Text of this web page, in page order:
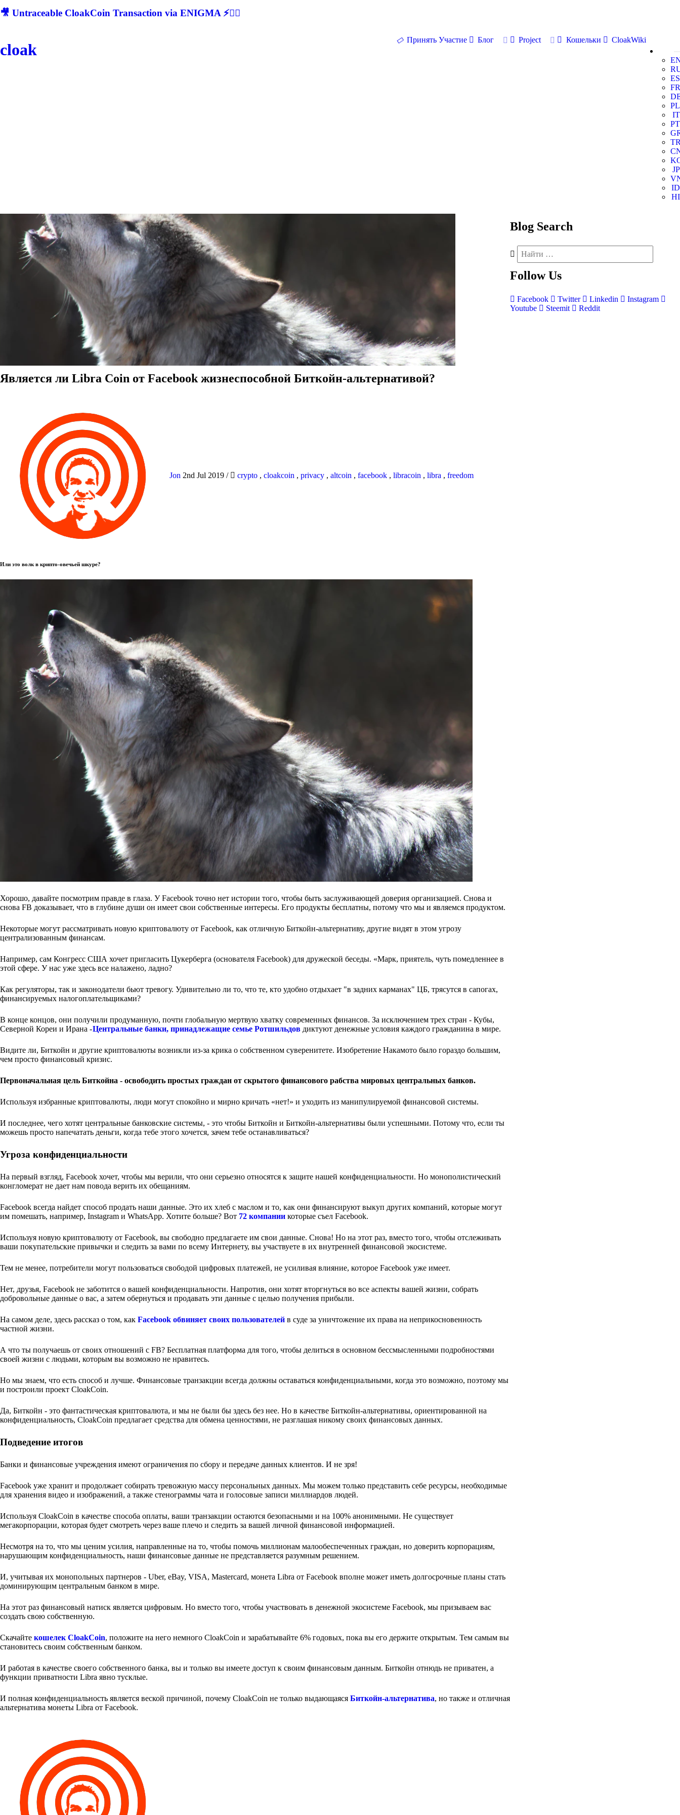
🎥 Untraceable CloakCoin Transaction via ENIGMA ⚡🕵‍♂
cloak
Принять Участие Блог Project Кошельки
CloakWiki
ES
FR
PL
IT
PT
JP
ID
HI
Является ли Libra Coin от Facebook жизнеспособной Биткойн-альтернативой?
Jon 2nd Jul 2019 / crypto , cloakcoin , privacy , altcoin , facebook , libracoin , libra , freedom
Или это волк в крипто-овечьей шкуре?
Хорошо, давайте посмотрим правде в глаза. У Facebook точно нет истории того, чтобы быть заслуживающей доверия организацией. Снова и
снова FB доказывает, что в глубине души он имеет свои собственные интересы. Его продукты бесплатны, потому что мы и являемся продуктом.
Некоторые могут рассматривать новую криптовалюту от Facebook, как отличную Биткойн-альтернативу, другие видят в этом угрозу
централизованным финансам.
Например, сам Конгресс США хочет пригласить Цукерберга (основателя Facebook) для дружеской беседы. «Марк, приятель, чуть помедленнее в
этой сфере. У нас уже здесь все налажено, ладно?
Как регуляторы, так и законодатели бьют тревогу. Удивительно ли то, что те, кто удобно отдыхает "в задних карманах" ЦБ, трясутся в сапогах,
финансируемых налогоплательщиками?
В конце концов, они получили продуманную, почти глобальную мертвую хватку современных финансов. За исключением трех стран - Кубы,
Северной Кореи и Ирана -Центральные банки, принадлежащие семье Ротшильдов диктуют денежные условия каждого гражданина в мире.
Видите ли, Биткойн и другие криптовалюты возникли из-за крика о собственном суверенитете. Изобретение Накамото было гораздо большим,
чем просто финансовый кризис.
Первоначальная цель Биткойна - освободить простых граждан от скрытого финансового рабства мировых центральных банков.
Используя избранные криптовалюты, люди могут спокойно и мирно кричать «нет!» и уходить из манипулируемой финансовой системы.
И последнее, чего хотят центральные банковские системы, - это чтобы Биткойн и Биткойн-альтернативы были успешными. Потому что, если ты
можешь просто напечатать деньги, когда тебе этого хочется, зачем тебе останавливаться?
Угроза конфиденциальности
На первый взгляд, Facebook хочет, чтобы мы верили, что они серьезно относятся к защите нашей конфиденциальности. Но монополистический
конгломерат не дает нам повода верить их обещаниям.
Facebook всегда найдет способ продать наши данные. Это их хлеб с маслом и то, как они финансируют выкуп других компаний, которые могут
им помешать, например, Instagram и WhatsApp. Хотите больше? Вот 72 компании которые съел Facebook.
Используя новую криптовалюту от Facebook, вы свободно предлагаете им свои данные. Снова! Но на этот раз, вместо того, чтобы отслеживать
ваши покупательские привычки и следить за вами по всему Интернету, вы участвуете в их внутренней финансовой экосистеме.
Тем не менее, потребители могут пользоваться свободой цифровых платежей, не усиливая влияние, которое Facebook уже имеет.
Нет, друзья, Facebook не заботится о вашей конфиденциальности. Напротив, они хотят вторгнуться во все аспекты вашей жизни, собрать
добровольные данные о вас, а затем обернуться и продавать эти данные с целью получения прибыли.
На самом деле, здесь рассказ о том, как Facebook обвиняет своих пользователей в суде за уничтожение их права на неприкосновенность
частной жизни.
А что ты получаешь от своих отношений с FB? Бесплатная платформа для того, чтобы делиться в основном бессмысленными подробностями
своей жизни с людьми, которым вы возможно не нравитесь.
Но мы знаем, что есть способ и лучше. Финансовые транзакции всегда должны оставаться конфиденциальными, когда это возможно, поэтому мы
и построили проект CloakCoin.
Да, Биткойн - это фантастическая криптовалюта, и мы не были бы здесь без нее. Но в качестве Биткойн-альтернативы, ориентированной на
конфиденциальность, CloakCoin предлагает средства для обмена ценностями, не разглашая никому своих финансовых данных.
Подведение итогов
Банки и финансовые учреждения имеют ограничения по сбору и передаче данных клиентов. И не зря!
Facebook уже хранит и продолжает собирать тревожную массу персональных данных. Мы можем только представить себе ресурсы, необходимые
для хранения видео и изображений, а также стенограммы чата и голосовые записи миллиардов людей.
Используя CloakCoin в качестве способа оплаты, ваши транзакции остаются безопасными и на 100% анонимными. Не существует
мегакорпорации, которая будет смотреть через ваше плечо и следить за вашей личной финансовой информацией.
Несмотря на то, что мы ценим усилия, направленные на то, чтобы помочь миллионам малообеспеченных граждан, но доверить корпорациям,
нарушающим конфиденциальность, наши финансовые данные не представляется разумным решением.
И, учитывая их монопольных партнеров - Uber, eBay, VISA, Mastercard, монета Libra от Facebook вполне может иметь долгосрочные планы стать
доминирующим центральным банком в мире.
На этот раз финансовый натиск является цифровым. Но вместо того, чтобы участвовать в денежной экосистеме Facebook, мы призываем вас
создать свою собственную.
Скачайте кошелек CloakCoin, положите на него немного CloakCoin и зарабатывайте 6% годовых, пока вы его держите открытым. Тем самым вы
становитесь своим собственным банком.
И работая в качестве своего собственного банка, вы и только вы имеете доступ к своим финансовым данным. Биткойн отнюдь не приватен, а
функции приватности Libra явно тусклые.
И полная конфиденциальность является веской причиной, почему CloakCoin не только выдающаяся Биткойн-альтернатива, но также и отличная
альтернатива монеты Libra от Facebook.
Blog Search
Follow Us
Facebook Twitter Linkedin
Instagram
Youtube
Steemit Reddit